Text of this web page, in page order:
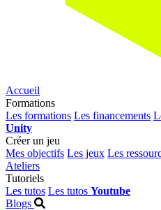
Accueil
Formations
Les formations Les financements
Unity
Créer un jeu
Mes objectifs Les jeux Les
Ateliers
Tutoriels
Les tutos Les tutos Youtube
Blogs